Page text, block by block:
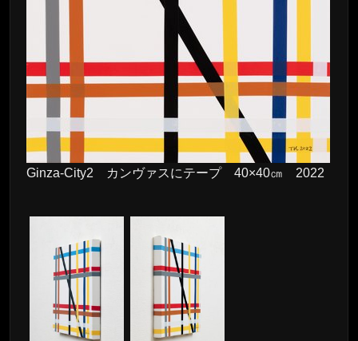
Ginza-City2 カンヴァスにテープ 40×40㎝ 2022